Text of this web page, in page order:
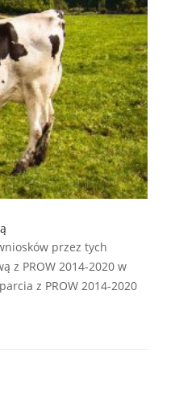
przez tych
z PROW 2014-2020 w
z PROW 2014-2020